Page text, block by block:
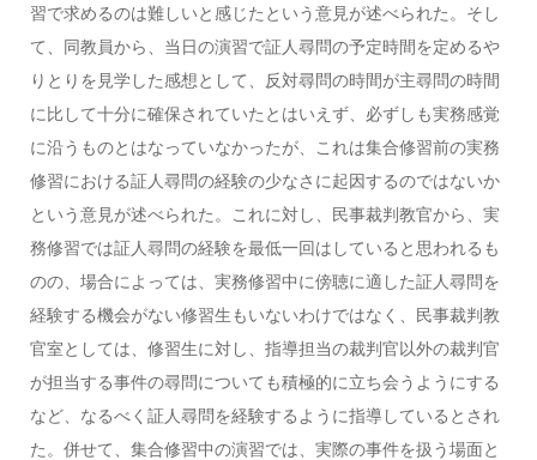
習で求めるのは難しいと感じたという意見が述べられた。そし
て、同教員から、当日の演習で証人尋問の予定時間を定めるや
りとりを見学した感想として、反対尋問の時間が主尋問の時間
に比して十分に確保されていたとはいえず、必ずしも実務感覚
に沿うものとはなっていなかったが、これは集合修習前の実務
修習における証人尋問の経験の少なさに起因するのではないか
という意見が述べられた。これに対し、民事裁判教官から、実
務修習では証人尋問の経験を最低一回はしていると思われるも
のの、場合によっては、実務修習中に傍聴に適した証人尋問を
経験する機会がない修習生もいないわけではなく、民事裁判教
官室としては、修習生に対し、指導担当の裁判官以外の裁判官
が担当する事件の尋問についても積極的に立ち会うようにする
など、なるべく証人尋問を経験するように指導しているとされ
た。併せて、集合修習中の演習では、実際の事件を扱う場面と